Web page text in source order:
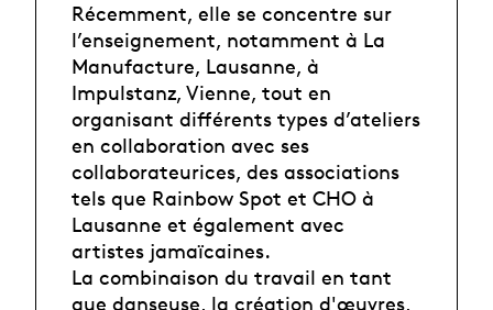
Récemment, elle se concentre sur
l’enseignement, notamment à La
Manufacture, Lausanne, à
Impulstanz, Vienne, tout en
organisant différents types d’ateliers
en collaboration avec ses
collaborateurices, des associations
tels que Rainbow Spot et CHO à
Lausanne et également avec
artistes jamaïcaines.
La combinaison du travail en tant
que danseuse, la création d'œuvres,